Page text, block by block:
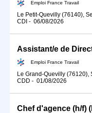
Emploi France Travail
Le Petit-Quevilly (76140),
CDI - 06/08/2026
Assistant/e de
Emploi France Travail
Le Grand-Quevilly (76120),
CDD - 01/08/2026
Chef d'agence (h/f)